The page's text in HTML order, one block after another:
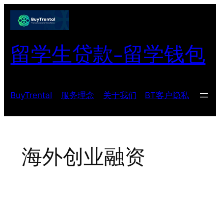
跳
留学生贷款-留学钱包
BuyTrental 服务理念 关于我们 BT客户隐私
海外创业融资